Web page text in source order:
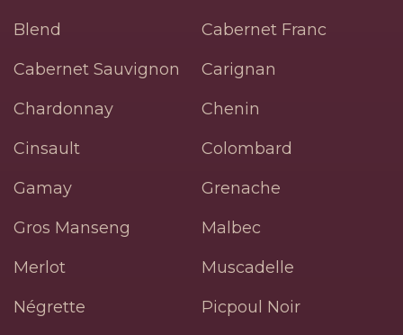
Blend
Cabernet Franc
Cabernet Sauvignon
Carignan
Chardonnay
Chenin
Cinsault
Colombard
Gamay
Grenache
Gros Manseng
Malbec
Merlot
Muscadelle
Négrette
Picpoul Noir